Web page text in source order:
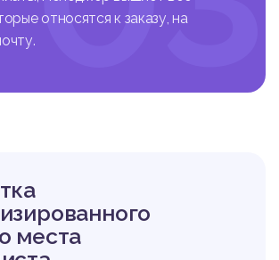
относятся к заказу, на
места